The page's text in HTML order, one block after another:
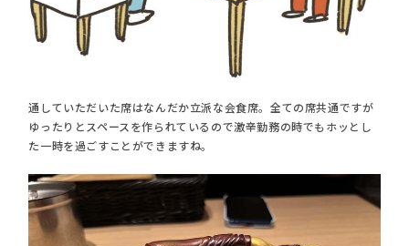
通していただいた席はなんだか立派な会食席。全ての席共通ですが
ゆったりとスペースを作られているので激辛勤務の時でもホッとし
た一時を過ごすことができますね。